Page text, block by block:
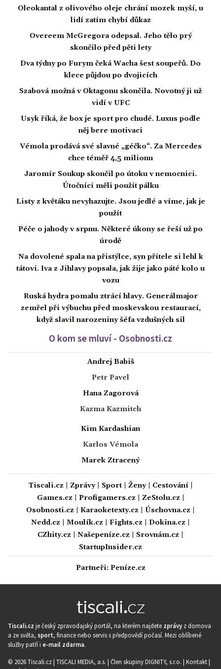
Oleokantal z olivového oleje chrání mozek myší, u
lidí zatím chybí důkaz
Overeem McGregora odepsal. Jeho tělo prý
skončilo před pěti lety
Dva týdny po Furym čeká Wacha šest soupeřů. Do
klece půjdou po dvojicích
Szabová možná v Oktagonu skončila. Novotný ji už
vidí v UFC
Usyk říká, že box je sport pro chudé. Luxus podle
něj bere motivaci
Vémola prodává své slavné „géčko“. Za Mercedes
chce téměř 4,5 milionu
Jaromír Soukup skončil po útoku v nemocnici.
Útočníci měli použít pálku
Listy z květáku nevyhazujte. Jsou jedlé a víme, jak je
použít
Péče o jahody v srpnu. Některé úkony se řeší už po
úrodě
Na dovolené spala na přistýlce, syn přítele si lehl k
tátovi. Iva z Jihlavy popsala, jak žije jako páté kolo u
vozu
Ruská hydra pomalu ztrácí hlavy. Generálmajor
zemřel při výbuchu před moskevskou restaurací,
když slavil narozeniny šéfa vzdušných sil
O kom se mluví - Osobnosti.cz
Andrej Babiš
Petr Pavel
Hana Zagorová
Kazma Kazmitch
Kim Kardashian
Karlos Vémola
Marek Ztracený
Tiscali.cz Zprávy| Sport| Ženy| Cestování|
Games.cz
Profigamers.cz ZeStolu.cz
Osobnosti.cz
Karaoketexty.cz Úschovna.cz
Nedd.cz
Moulík.cz Fights.cz Dokina.cz
CZhity.cz
Našepeníze.cz Srovnám.cz
StartupInsider.cz
Partneři: Peníze.cz
Tiscali.cz je český zpravodajský portál, na kterém najdete zprávy z domova
a ze světa, sport, finance nebo servis s předpovědí počasí. Mezi oblíbené
služby patří i e-mail zdarma.
© 2026 Tiscali.cz | TISCALI MEDIA, a.s. | Člen skupiny DIGNITY, s.r.o. | Kontakt|